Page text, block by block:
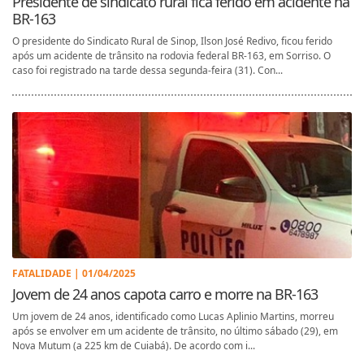
BR-163
O presidente do Sindicato Rural de Sinop, Ilson José Redivo, ficou ferido
após um acidente de trânsito na rodovia federal BR-163, em Sorriso. O
caso foi registrado na tarde dessa segunda-feira (31). Con...
FATALIDADE | 01/04/2025
Jovem de 24 anos capota carro e morre na BR-163
Um jovem de 24 anos, identificado como Lucas Aplinio Martins, morreu
após se envolver em um acidente de trânsito, no último sábado (29), em
Nova Mutum (a 225 km de Cuiabá). De acordo com i...